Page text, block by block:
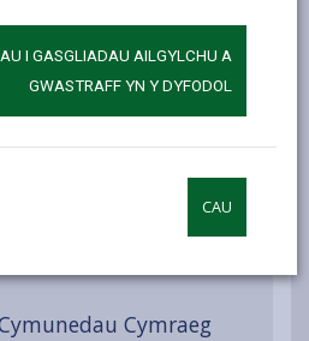
I GASGLIADAU AILGYLCHU A
GWASTRAFF YN Y DYFODOL
CAU
Cynnal balchder a
y Sir yn y
ohoni
Cymraeg